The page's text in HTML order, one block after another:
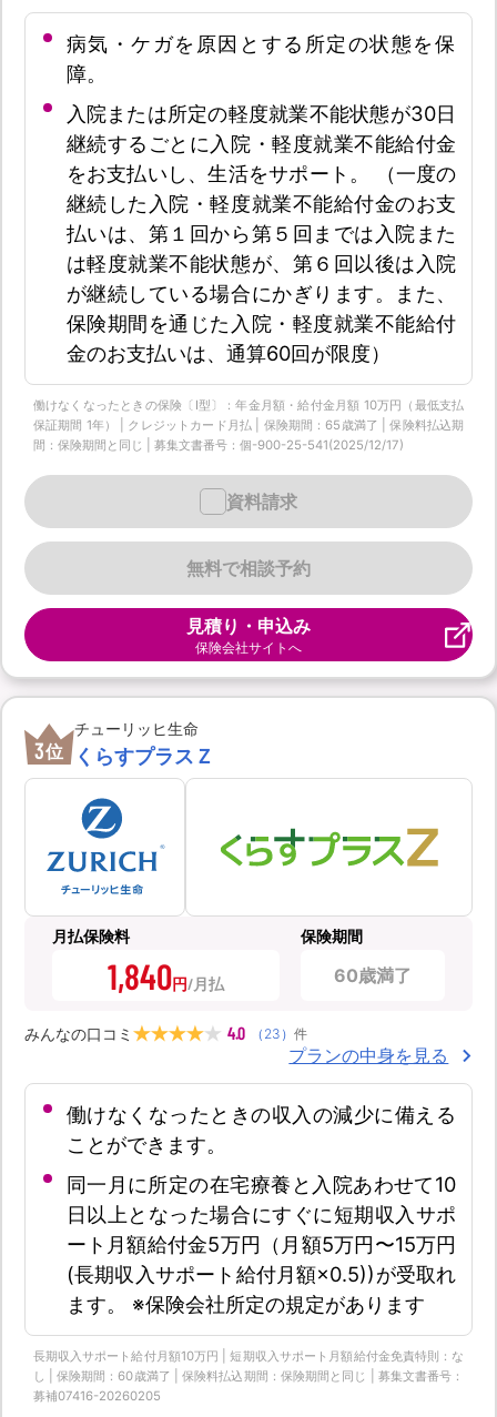
病気・ケガを原因とする所定の状態を保
障。
入院または所定の軽度就業不能状態が30日
継続するごとに入院・軽度就業不能給付金
をお支払いし、生活をサポート。 （一度の
継続した入院・軽度就業不能給付金のお支
払いは、第１回から第５回までは入院また
は軽度就業不能状態が、第６回以後は入院
が継続している場合にかぎります。また、
保険期間を通じた入院・軽度就業不能給付
金のお支払いは、通算60回が限度）
働けなくなったときの保険〔Ⅰ型〕：年金月額・給付金月額 10万円（最低支払
保証期間 1年） | クレジットカード月払 | 保険期間：65歳満了 | 保険料払込期
間：保険期間と同じ | 募集文書番号：個-900-25-541(2025/12/17)
無料で相談予約
資料請求
見積り・申込み
保険会社サイトへ
3位
チューリッヒ生命
くらすプラスＺ
月払保険料
1,840円
保険期間
60歳満了
みんなの口コミ 4.0 （ 23 ） 件
プランの中身を見る
働けなくなったときの収入の減少に備える
ことができます。
同一月に所定の在宅療養と入院あわせて10
日以上となった場合にすぐに短期収入サポ
ート月額給付金5万円（月額5万円〜15万円
(長期収入サポート給付月額×0.5))が受取れ
ます。 ※保険会社所定の規定があります
長期収入サポート給付月額10万円 | 短期収入サポート月額給付金免責特則：な
し | 保険期間：60歳満了 | 保険料払込期間：保険期間と同じ | 募集文書番号：
募補07416-20260205